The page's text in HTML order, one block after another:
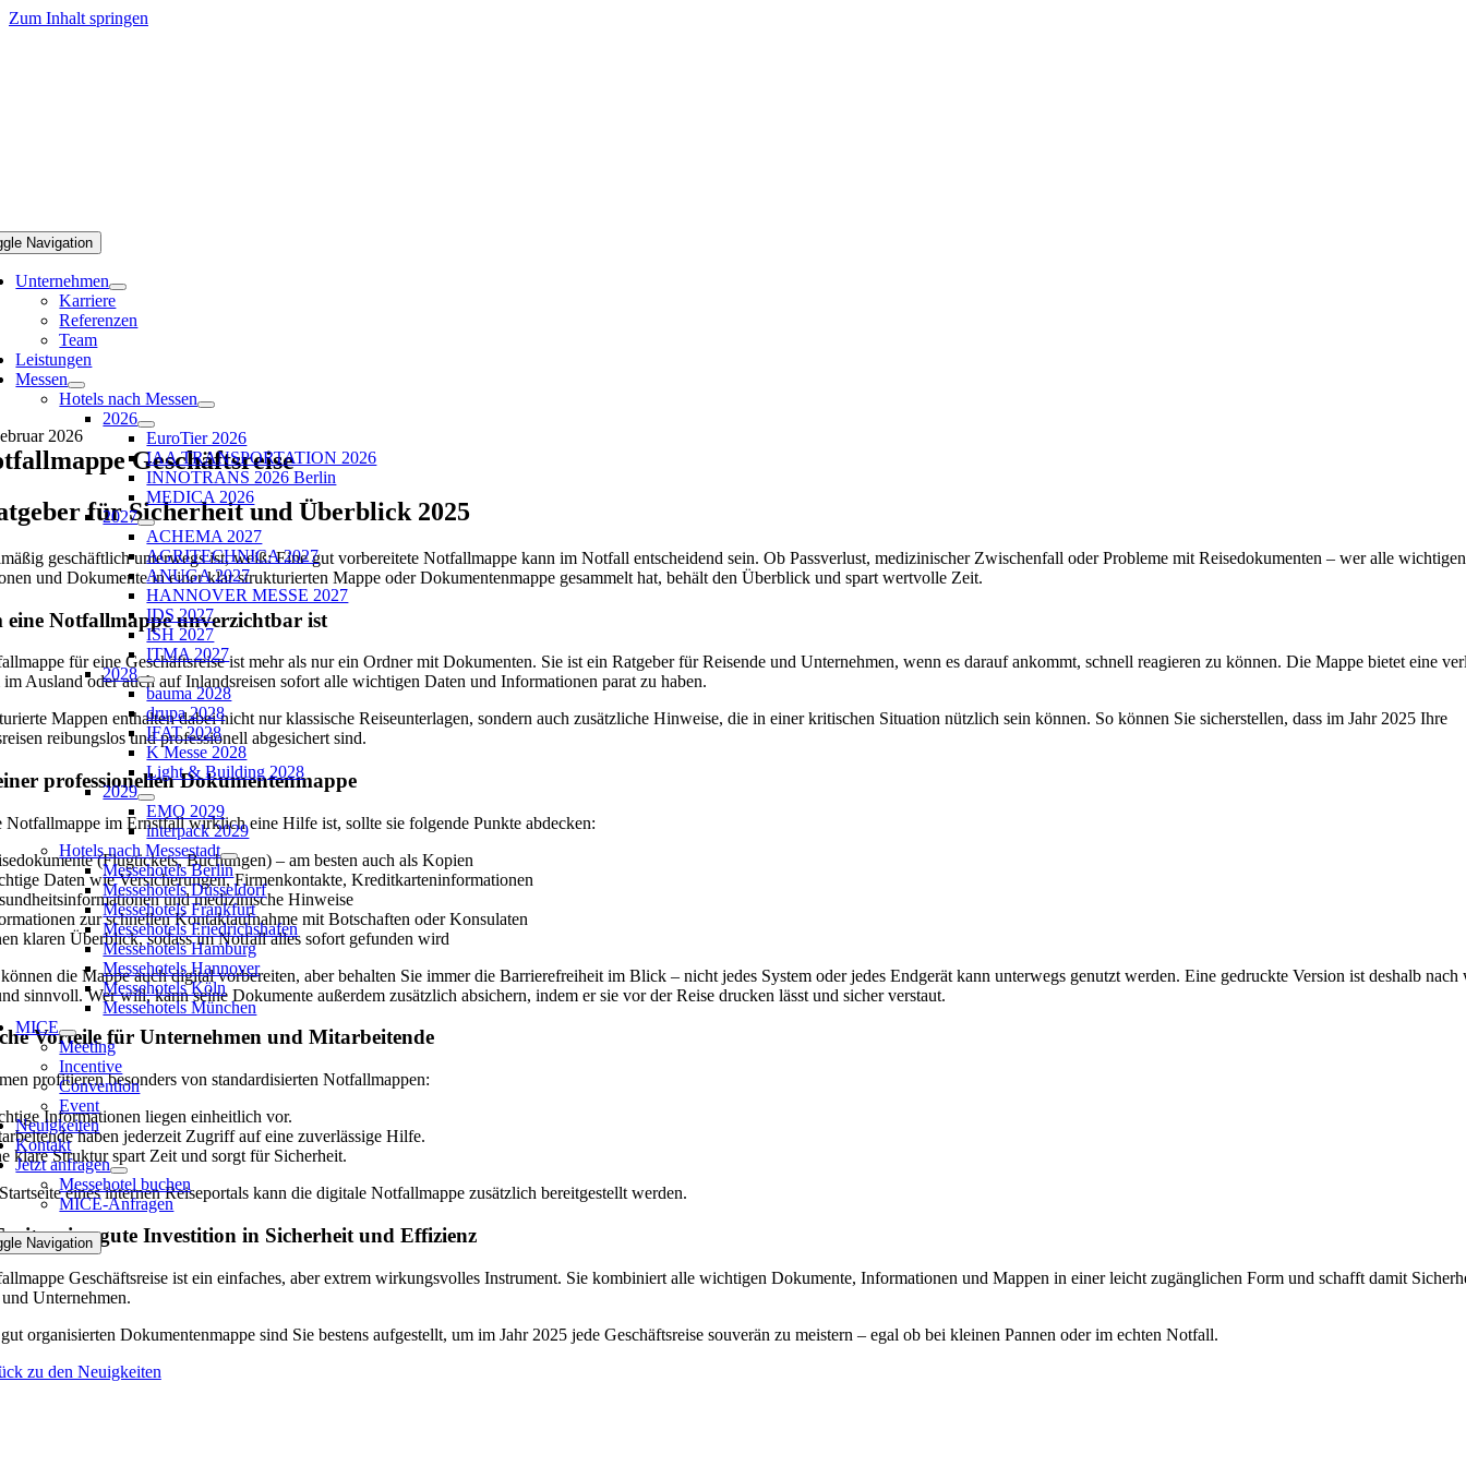
Zum Inhalt springen
Navigation
Unternehmen
Karriere
Referenzen
Team
Leistungen
Messen
Hotels nach Messen
2026
EuroTier 2026
IAA TRANSPORTATION 2026
INNOTRANS 2026 Berlin
MEDICA 2026
2027
ACHEMA 2027
AGRITECHNICA 2027
ANUGA 2027
HANNOVER MESSE 2027
IDS 2027
ISH 2027
ITMA 2027
2028
bauma 2028
drupa 2028
IFAT 2028
K Messe 2028
Light & Building 2028
2029
EMO 2029
interpack 2029
Hotels nach Messestadt
Messehotels Berlin
Messehotels Düsseldorf
Messehotels Frankfurt
Messehotels Friedrichshafen
Messehotels Hamburg
Messehotels Hannover
Messehotels Köln
Messehotels München
MICE
Meeting
Incentive
Convention
Event
Neuigkeiten
Kontakt
Jetzt anfragen
Messehotel buchen
MICE-Anfragen
Navigation
2026
Geschäftsreise
für Sicherheit und Überblick 2025
geschäftlich unterwegs ist, weiß: Eine gut vorbereitete Notfallmappe kann im Notfall entscheidend sein. Ob Passverlust, medizinischer Zwischenfall oder Probleme mit Reisedokumenten – wer alle wichtigen
und Dokumente in einer klar strukturierten Mappe oder Dokumentenmappe gesammelt hat, behält den Überblick und spart wertvolle Zeit.
eine Notfallmappe unverzichtbar ist
für eine Geschäftsreise ist mehr als nur ein Ordner mit Dokumenten. Sie ist ein Ratgeber für Reisende und Unternehmen, wenn es darauf ankommt, schnell reagieren zu können. Die Mappe bietet eine
Ausland oder auch auf Inlandsreisen sofort alle wichtigen Daten und Informationen parat zu haben.
Mappen enthalten dabei nicht nur klassische Reiseunterlagen, sondern auch zusätzliche Hinweise, die in einer kritischen Situation nützlich sein können. So können Sie sicherstellen, dass im Jahr 2025 Ihre
reibungslos und professionell abgesichert sind.
professionellen Dokumentenmappe
Notfallmappe im Ernstfall wirklich eine Hilfe ist, sollte sie folgende Punkte abdecken:
(Flugtickets, Buchungen) – am besten auch als Kopien
Daten wie Versicherungen, Firmenkontakte, Kreditkarteninformationen
und medizinische Hinweise
zur schnellen Kontaktaufnahme mit Botschaften oder Konsulaten
klaren Überblick, sodass im Notfall alles sofort gefunden wird
die Mappe auch digital vorbereiten, aber behalten Sie immer die Barrierefreiheit im Blick – nicht jedes System oder jedes Endgerät kann unterwegs genutzt werden. Eine gedruckte Version ist deshalb nach
sinnvoll. Wer will, kann seine Dokumente außerdem zusätzlich absichern, indem er sie vor der Reise drucken lässt und sicher verstaut.
Vorteile für Unternehmen und Mitarbeitende
profitieren besonders von standardisierten Notfallmappen:
Informationen liegen einheitlich vor.
haben jederzeit Zugriff auf eine zuverlässige Hilfe.
klare Struktur spart Zeit und sorgt für Sicherheit.
eines internen Reiseportals kann die digitale Notfallmappe zusätzlich bereitgestellt werden.
– eine gute Investition in Sicherheit und Effizienz
Geschäftsreise ist ein einfaches, aber extrem wirkungsvolles Instrument. Sie kombiniert alle wichtigen Dokumente, Informationen und Mappen in einer leicht zugänglichen Form und schafft damit
Unternehmen.
organisierten Dokumentenmappe sind Sie bestens aufgestellt, um im Jahr 2025 jede Geschäftsreise souverän zu meistern – egal ob bei kleinen Pannen oder im echten Notfall.
zu den Neuigkeiten